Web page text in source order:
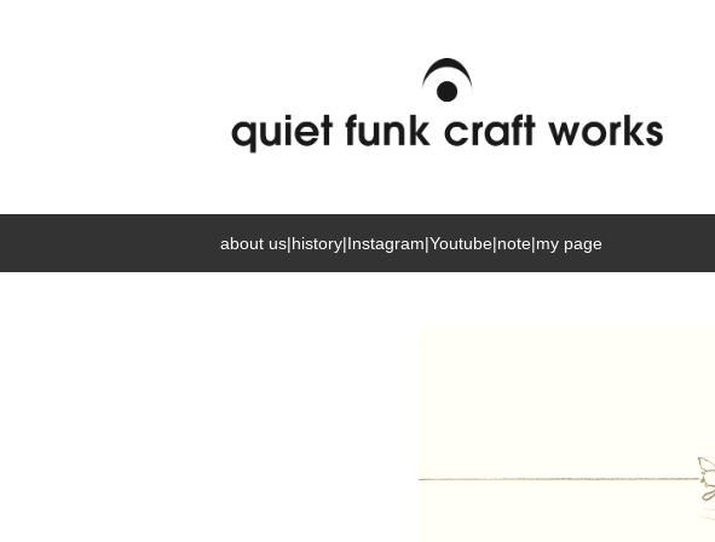
about us|history|Instagram|Youtube|note|my page